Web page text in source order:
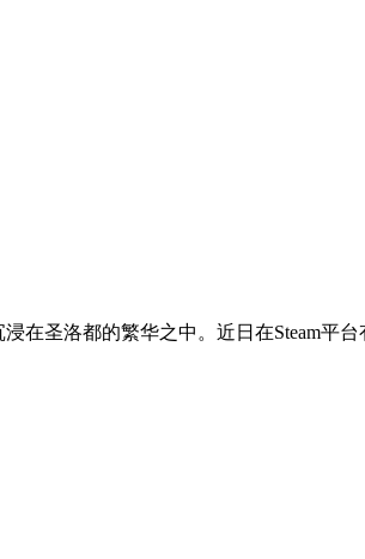
在圣洛都的繁华之中。近日在Steam平